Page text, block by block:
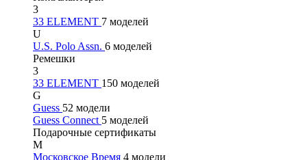
3
33 ELEMENT 7 моделей
U
U.S. Polo Assn. 6 моделей
Ремешки
3
33 ELEMENT 150 моделей
G
Guess 52 модели
Guess Connect 5 моделей
Подарочные сертификаты
М
Московское Время 4 модели